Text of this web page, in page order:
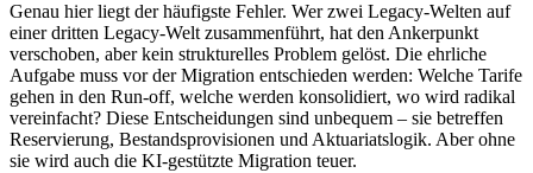
Genau hier liegt der häufigste Fehler. Wer zwei Legacy-Welten auf
einer dritten Legacy-Welt zusammenführt, hat den Ankerpunkt
verschoben, aber kein strukturelles Problem gelöst. Die ehrliche
Aufgabe muss vor der Migration entschieden werden: Welche Tarife
gehen in den Run-off, welche werden konsolidiert, wo wird radikal
vereinfacht? Diese Entscheidungen sind unbequem – sie betreffen
Reservierung, Bestandsprovisionen und Aktuariatslogik. Aber ohne
sie wird auch die KI-gestützte Migration teuer.